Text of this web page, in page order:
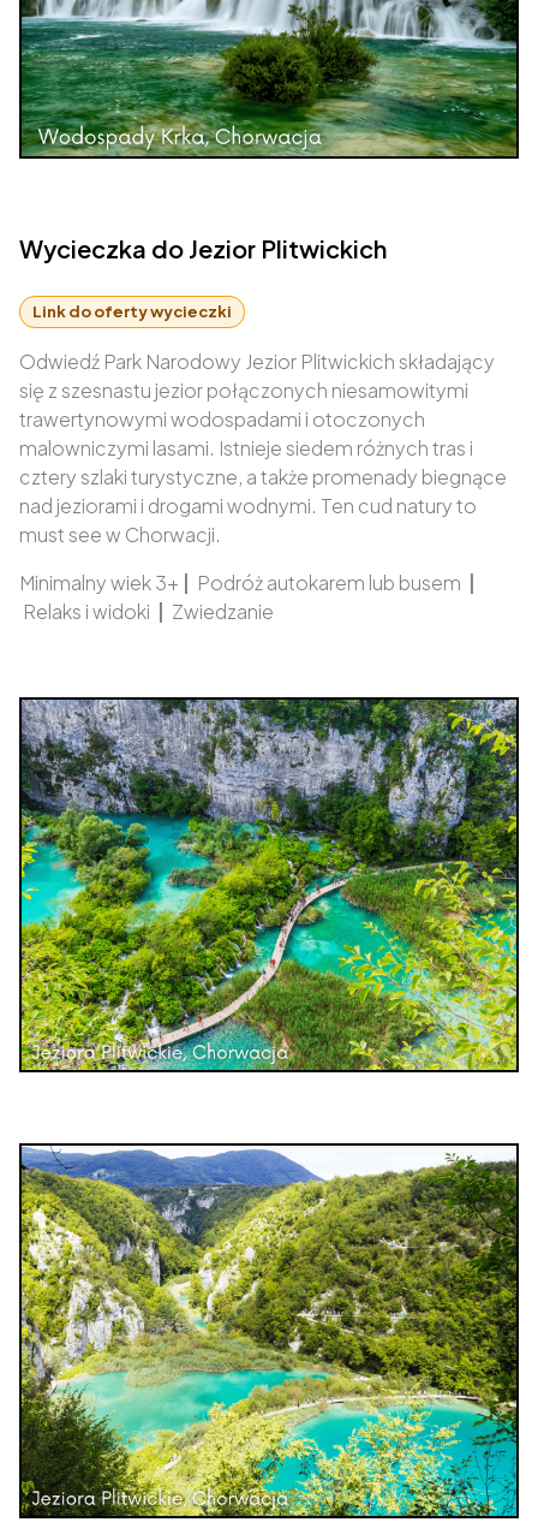
Wycieczka do Jezior Plitwickich
Link do oferty wycieczki
Odwiedź Park Narodowy Jezior Plitwickich składający
się z szesnastu jezior połączonych niesamowitymi
trawertynowymi wodospadami i otoczonych
malowniczymi lasami. Istnieje siedem różnych tras i
cztery szlaki turystyczne, a także promenady biegnące
nad jeziorami i drogami wodnymi. Ten cud natury to
must see w Chorwacji.
Minimalny wiek 3+ | Podróż autokarem lub busem |
Relaks i widoki | Zwiedzanie